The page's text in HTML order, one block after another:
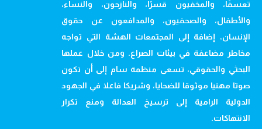
تعسفًا، والمخفيون قسرًا، والنازحون، والنساء،
والأطفال، والصحفيون، والمدافعون عن حقوق
الإنسان، إضافة إلى المجتمعات الهشة التي تواجه
مخاطر مضاعفة في بيئات الصراع. ومن خلال عملها
البحثي والحقوقي، تسعى منظمة سام إلى أن تكون
صوتا مهنيا موثوقا للضحايا، وشريكا فاعلا في الجهود
الدولية الرامية إلى ترسيخ العدالة ومنع تكرار
الانتهاكات.